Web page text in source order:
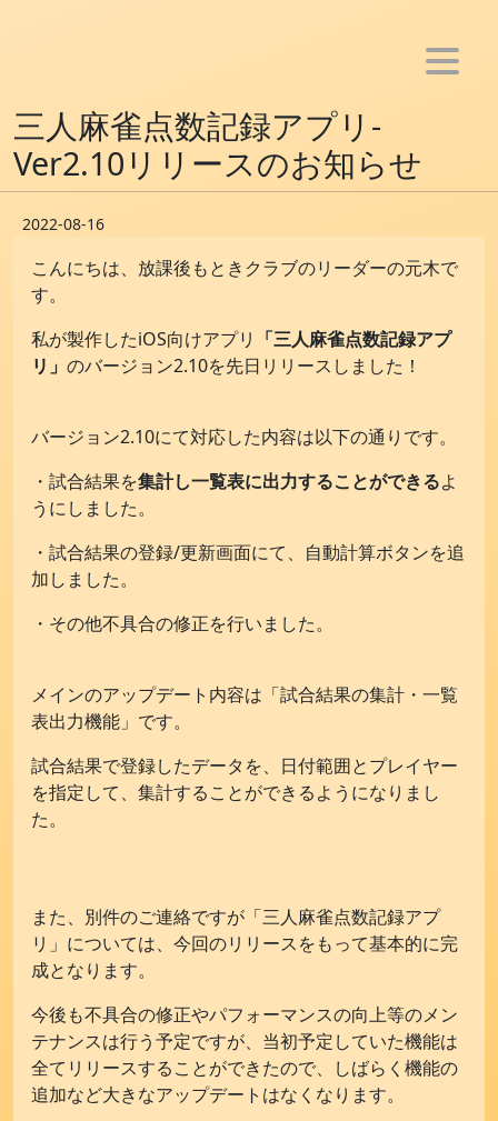
お知らせ
メンバー
- アプリ制作
- ブログ活動
お問い合わせ
三人麻雀点数記録アプリ-
Ver2.10リリースのお知らせ
2022-08-16
こんにちは、放課後もときクラブのリーダーの元木で
す。
私が製作したiOS向けアプリ 「三人麻雀点数記録アプ
リ」 のバージョン2.10を先日リリースしました！
バージョン2.10にて対応した内容は以下の通りです。
・試合結果を集計し一覧表に出力することができるよ
うにしました。
・試合結果の登録/更新画面にて、自動計算ボタンを追
加しました。
・その他不具合の修正を行いました。
メインのアップデート内容は「試合結果の集計・一覧
表出力機能」です。
試合結果で登録したデータを、日付範囲とプレイヤー
を指定して、集計することができるようになりまし
た。
また、別件のご連絡ですが「三人麻雀点数記録アプ
リ」については、今回のリリースをもって基本的に完
成となります。
今後も不具合の修正やパフォーマンスの向上等のメン
テナンスは行う予定ですが、当初予定していた機能は
全てリリースすることができたので、しばらく機能の
追加など大きなアップデートはなくなります。